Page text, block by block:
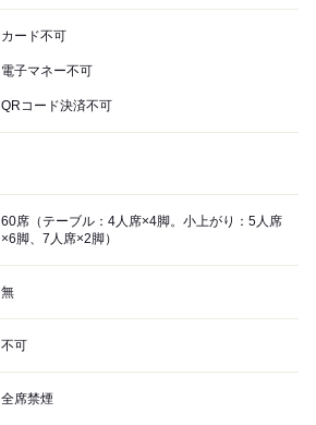
カード不可
電子マネー不可
QRコード決済不可
60席（テーブル：4人席×4脚。小上がり：5人席
×6脚、7人席×2脚）
無
不可
全席禁煙